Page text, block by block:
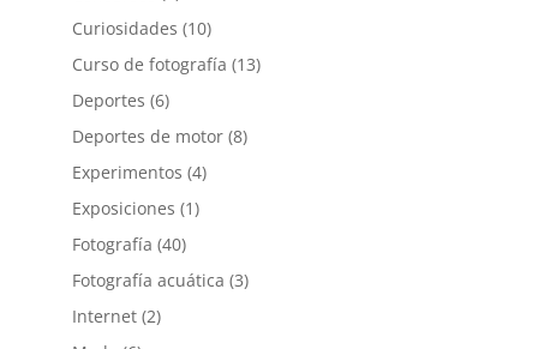
Curiosidades (10)
Curso de fotografía (13)
Deportes (6)
Deportes de motor(8)
Experimentos (4)
Exposiciones (1)
Fotografía (40)
Fotografía acuática (3)
Internet(2)